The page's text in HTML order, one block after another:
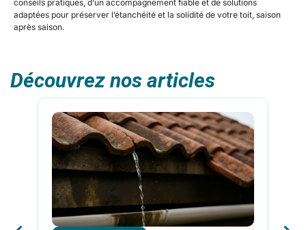
conseils pratiques, d’un accompagnement fiable et de solutions
adaptées pour préserver l’étanchéité et la solidité de votre toit, saison
après saison.
Découvrez nos articles